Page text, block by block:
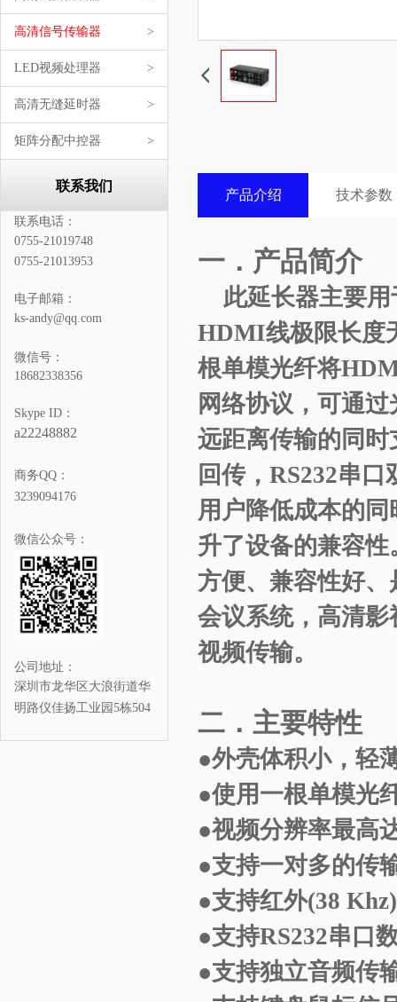
>
高清信号传输器
>
LED视频处理器
>
高清无缝延时器
>
矩阵分配中控器
联系我们
联系电话：
0755-21019748
0755-21013953
电子邮箱：
ks-andy@qq.com
微信号：
18682338356
Skype ID：
a22248882
商务QQ：
3239094176
微信公众号：
公司地址：
深圳市龙华区大浪街道华
明路仪佳扬工业园5栋504
产品介绍 技术参数
一． 产品简介
此延长器主要用
HDMI线极限长度
根单模光纤将
网络协议，可通
远距离传输的同
回传， RS232串口
用户降低成本的
升了设备的兼容
方便、兼容性好
会议系统，高清
视频传输。
二．主要特性
●外壳体积小，轻
●使用一根单模光
●视频分辨率最高
●支持一对多的传
●支持红外(38
●支持RS232串口
●支持独立音频传